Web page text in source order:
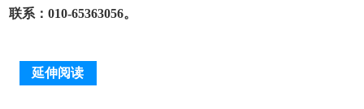
联系：010-65363056。
延伸阅读